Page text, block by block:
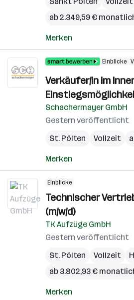
ab 2.349,59 €
Merken
Einblicke
Verkäufer/in im
Schachermayer GmbH
Gestern veröffentlicht
St. Pölten
Vollzeit
Merken
Einblicke
Technischer
(m/w/d)
TK Aufzüge GmbH
Gestern veröffentlicht
St. Pölten
Vollzeit
ab 3.802,93 €
Merken